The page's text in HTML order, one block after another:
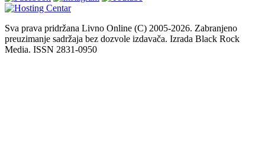
Sva prava pridržana Livno Online (C) 2005-2026. Zabranjeno
preuzimanje sadržaja bez dozvole izdavača. Izrada Black Rock
Media. ISSN 2831-0950